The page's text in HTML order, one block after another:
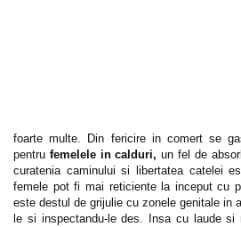
foarte multe. Din fericire in comert se
pentru femelele in calduri, un fel de
curatenia caminului si libertatea catelei
femele pot fi mai reticiente la inceput cu
este destul de grijulie cu zonele genitale in
le si inspectandu-le des. Insa cu laude